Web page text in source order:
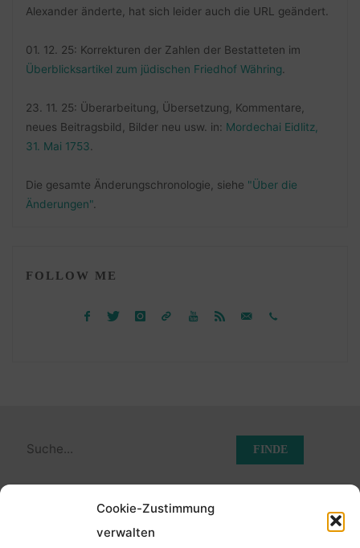
Cookie-Zustimmung
verwalten
Alexander änderte, hat sich leider auch die URL geändert.
01. 12. 25: Korrekturen der Zahlen der Bestatteten im
Überblicksartikel zum jüdischen Friedhof Währing.
23. 11. 25: Überarbeitung, Übersetzung, Kommentare,
neues Beitragsbild, Bilder neu usw. in: Mordechai Eidlitz,
31. Mai 1753.
Die gesamte Änderungschronologie, siehe "Über die
Änderungen".
FOLLOW ME
Suchen